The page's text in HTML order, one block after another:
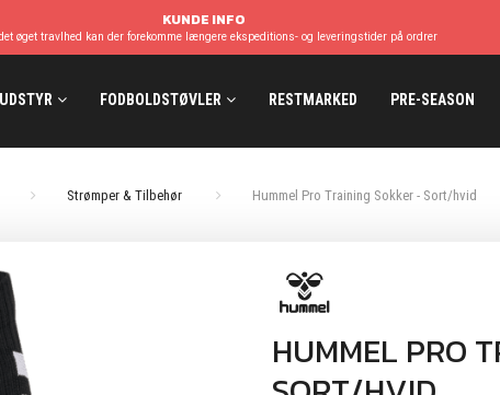
KUNDE INFO
øget travlhed kan der forekomme længere ekspeditions- og leveringstider på ordrer
UDSTYR FODBOLDSTØVLER RESTMARKED PRE-SEASON
Strømper & Tilbehør Hummel Pro Training Sokker - Sort/hvid
HUMMEL PRO